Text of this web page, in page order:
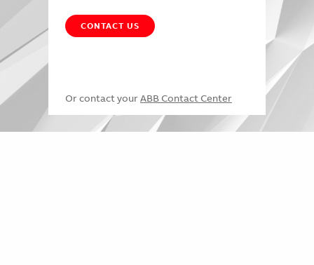
CONTACT US
Or contact your ABB Contact Center